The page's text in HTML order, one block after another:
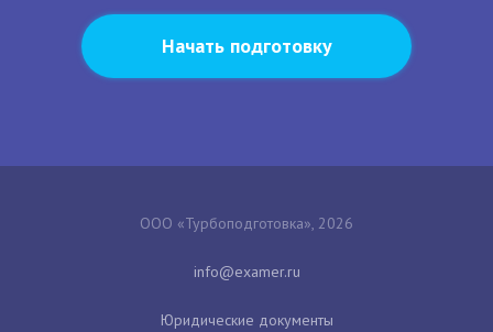
Начать подготовку
ООО «Турбоподготовка», 2026
Юридические документы